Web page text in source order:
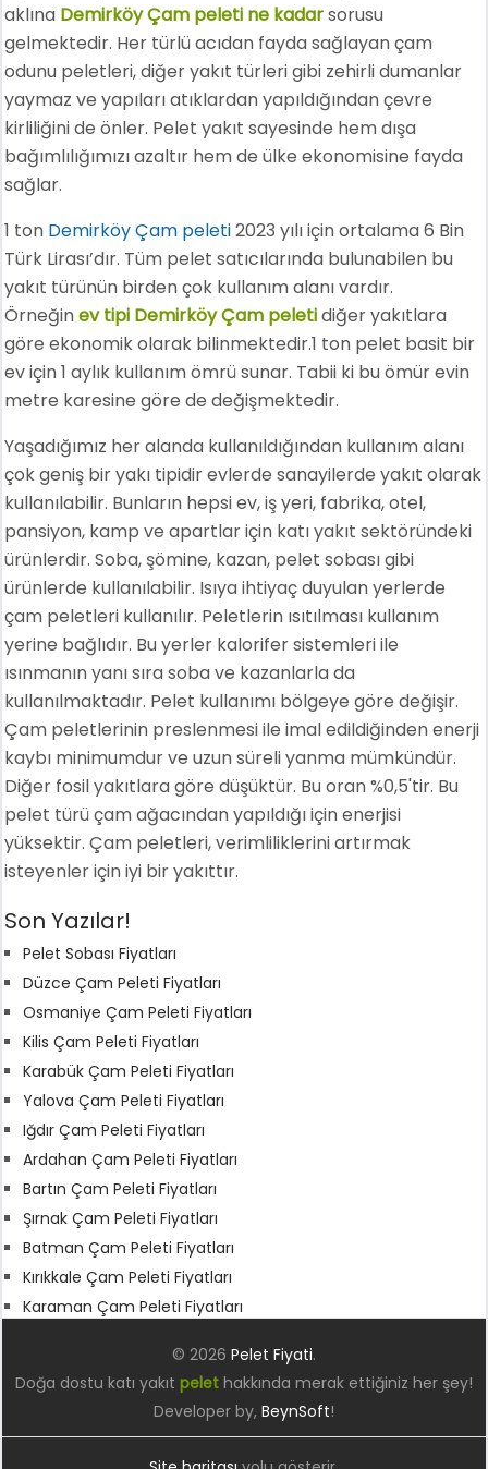
aklına Demirköy Çam peleti ne kadarsorusu
gelmektedir. Her türlü acıdan fayda sağlayan çam
odunu peletleri, diğer yakıt türleri gibi zehirli dumanlar
yaymaz ve yapıları atıklardan yapıldığından çevre
kirliliğini de önler. Pelet yakıt sayesinde hem dışa
bağımlılığımızı azaltır hem de ülke ekonomisine fayda
sağlar.
1 ton Demirköy Çam peleti2023 yılı için ortalama 6 Bin
Türk Lirası’dır. Tüm pelet satıcılarında bulunabilen bu
yakıt türünün birden çok kullanım alanı vardır.
Örneğinev tipi Demirköy Çam peletidiğer yakıtlara
göre ekonomik olarak bilinmektedir.1 ton pelet basit bir
ev için 1 aylık kullanım ömrü sunar. Tabii ki bu ömür evin
metre karesine göre de değişmektedir.
Yaşadığımız her alanda kullanıldığından kullanım alanı
çok geniş bir yakı tipidir evlerde sanayilerde yakıt olarak
kullanılabilir. Bunların hepsi ev, iş yeri, fabrika, otel,
pansiyon, kamp ve apartlar için katı yakıt sektöründeki
ürünlerdir. Soba, şömine, kazan, pelet sobası gibi
ürünlerde kullanılabilir. Isıya ihtiyaç duyulan yerlerde
çam peletleri kullanılır. Peletlerin ısıtılması kullanım
yerine bağlıdır. Bu yerler kalorifer sistemleri ile
ısınmanın yanı sıra soba ve kazanlarla da
kullanılmaktadır. Pelet kullanımı bölgeye göre değişir.
Çam peletlerinin preslenmesi ile imal edildiğinden enerji
kaybı minimumdur ve uzun süreli yanma mümkündür.
Diğer fosil yakıtlara göre düşüktür. Bu oran %0,5'tir. Bu
pelet türü çam ağacından yapıldığı için enerjisi
yüksektir. Çam peletleri, verimliliklerini artırmak
isteyenler için iyi bir yakıttır.
Son Yazılar!
Pelet Sobası Fiyatları
Düzce Çam Peleti Fiyatları
Osmaniye Çam Peleti Fiyatları
Kilis Çam Peleti Fiyatları
Karabük Çam Peleti Fiyatları
Yalova Çam Peleti Fiyatları
Iğdır Çam Peleti Fiyatları
Ardahan Çam Peleti Fiyatları
Bartın Çam Peleti Fiyatları
Şırnak Çam Peleti Fiyatları
Batman Çam Peleti Fiyatları
Kırıkkale Çam Peleti Fiyatları
Karaman Çam Peleti Fiyatları
© 2026 Pelet Fiyati.
Doğa dostu katı yakıt pelethakkında merak ettiğiniz her şey!
Developer by, BeynSoft!